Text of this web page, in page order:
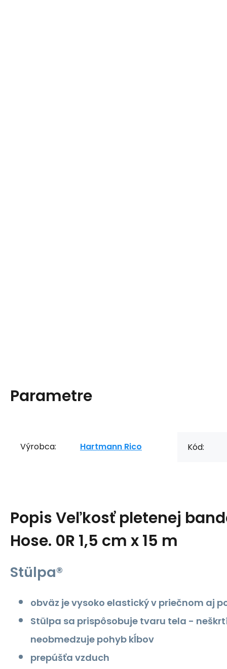
Parametre
Výrobca: Hartmann Rico Kód:
PopisVeľkosť pletenej
Hose. 0R 1,5 cm x 15 m
Stülpa®
obväz je vysoko elastický v priečnom aj
Stülpa sa prispôsobuje tvaru tela -
neobmedzuje pohyb kĺbov
prepúšťa vzduch